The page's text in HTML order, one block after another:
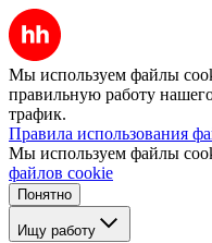
Мы используем файлы
правильную работу
трафик.
Правила использования
Мы используем файлы
файлов cookie
Понятно
Ищу работу